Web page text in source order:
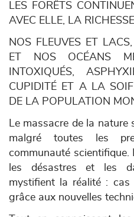
LES FORÊTS
AVEC ELLE, LA
NOS FLEUVES ET
ET NOS OCÉANS
INTOXIQUÉS,
CUPIDITÉ ET A LA
DE LA POPULATION
Le massacre de la nature
malgré toutes les
communauté
les désastres et les
mystifient la réalité : cas
grâce aux nouvelles